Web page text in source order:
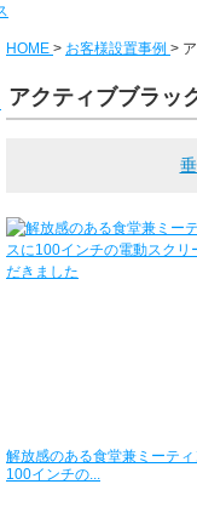
HOME > お客様設置事例 >
アクティブブラッ
解放感のある食堂兼ミーテ
100インチの...